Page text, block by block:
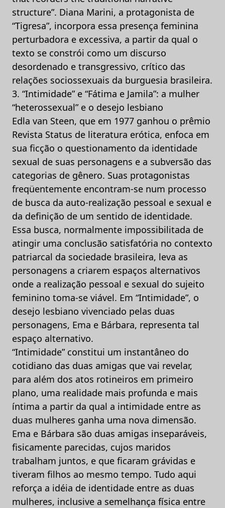
structure”. Diana Marini, a protagonista de
“Tigresa”, incorpora essa presença feminina
perturbadora e excessiva, a partir da qual o
texto se constrói como um discurso
desordenado e transgressivo, crítico das
relações sociossexuais da burguesia brasileira.
3. “Intimidade” e “Fátima e Jamila”: a mulher
“heterossexual” e o desejo lesbiano
Edla van Steen, que em 1977 ganhou o prêmio
Revista Status de literatura erótica, enfoca em
sua ficção o questionamento da identidade
sexual de suas personagens e a subversão das
categorias de gênero. Suas protagonistas
freqüentemente encontram-se num processo
de busca da auto-realização pessoal e sexual e
da definição de um sentido de identidade.
Essa busca, normalmente impossibilitada de
atingir uma conclusão satisfatória no contexto
patriarcal da sociedade brasileira, leva as
personagens a criarem espaços alternativos
onde a realização pessoal e sexual do sujeito
feminino toma-se viável. Em “Intimidade”, o
desejo lesbiano vivenciado pelas duas
personagens, Ema e Bárbara, representa tal
espaço alternativo.
“Intimidade” constitui um instantâneo do
cotidiano das duas amigas que vai revelar,
para além dos atos rotineiros em primeiro
plano, uma realidade mais profunda e mais
íntima a partir da qual a intimidade entre as
duas mulheres ganha uma nova dimensão.
Ema e Bárbara são duas amigas inseparáveis,
fisicamente parecidas, cujos maridos
trabalham juntos, e que ficaram grávidas e
tiveram filhos ao mesmo tempo. Tudo aqui
reforça a idéia de identidade entre as duas
mulheres, inclusive a semelhança física entre